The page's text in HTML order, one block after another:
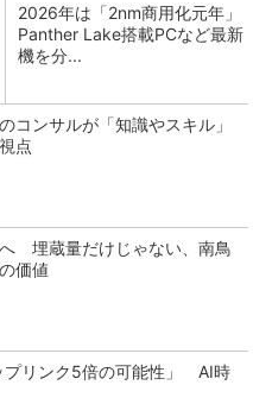
2026年は「2nm商用化元年」
Panther Lake搭載PCなど最新
機を分...
コンサルが「知識やスキル」
点
埋蔵量だけじゃない、南鳥
価値
プリンク5倍の可能性」 AI時